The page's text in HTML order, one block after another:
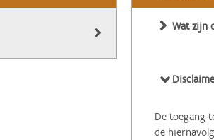
Wat zijn
De toegang
de